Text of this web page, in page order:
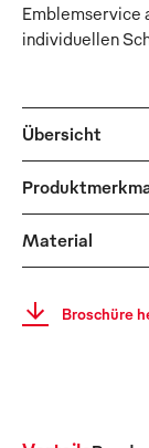
Emblemservice
individuellen
Übersicht
Material
Broschüre